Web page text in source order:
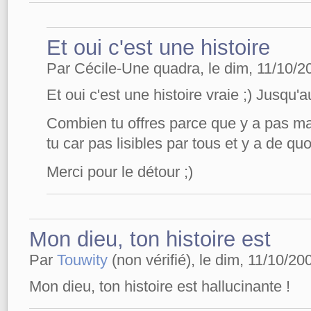
Et oui c'est une histoire
Par Cécile-Une quadra, le dim, 11/10/
Et oui c'est une histoire vraie ;)
Combien tu offres parce que y a pas
tu car pas lisibles par tous et y a de
Merci pour le détour ;)
Mon dieu, ton histoire est
Par Touwity (non vérifié), le dim, 11/10/
Mon dieu, ton histoire est hallucinante !